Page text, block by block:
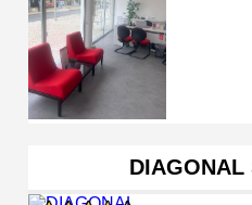
DIAGONAL